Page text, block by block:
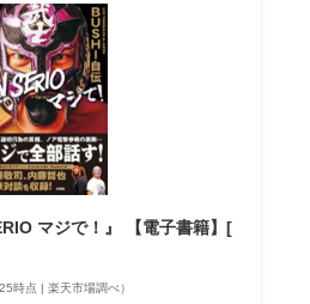
マジで！』 【電子書籍】[
時点 | 楽天市場調べ）